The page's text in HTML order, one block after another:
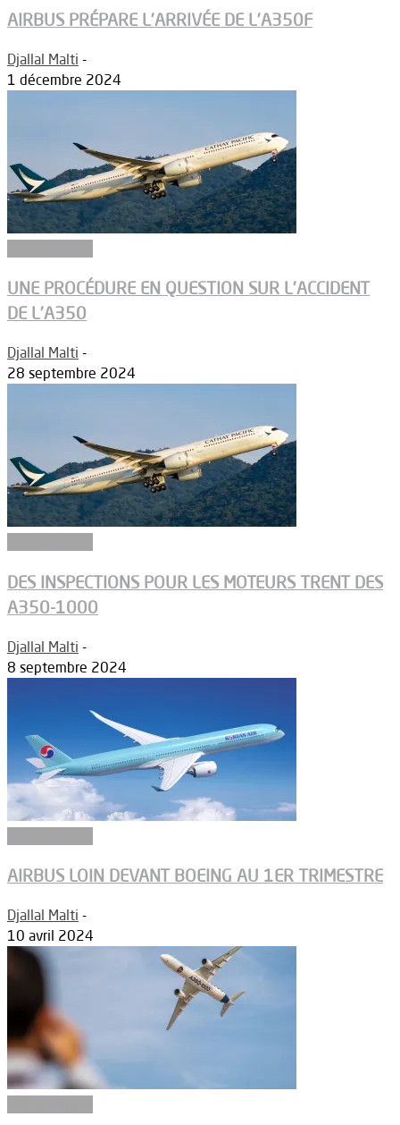
AIRBUS PRÉPARE L’ARRIVÉE DE L’A350F
Djallal Malti -
1 décembre 2024
UNE PROCÉDURE EN QUESTION SUR L’ACCIDENT
DE L’A350
Djallal Malti -
28 septembre 2024
DES INSPECTIONS POUR LES MOTEURS TRENT DES
A350-1000
Djallal Malti -
8 septembre 2024
AIRBUS LOIN DEVANT BOEING AU 1ER TRIMESTRE
Djallal Malti -
10 avril 2024